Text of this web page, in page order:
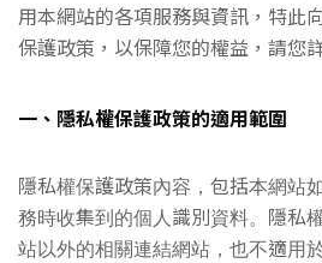
用本網站的各項服務與資訊，特此
保護政策，以保障您的權益，請您
一、隱私權保護政策的適用範圍
隱私權保護政策內容，包括本網站
務時收集到的個人識別資料。隱私
站以外的相關連結網站，也不適用